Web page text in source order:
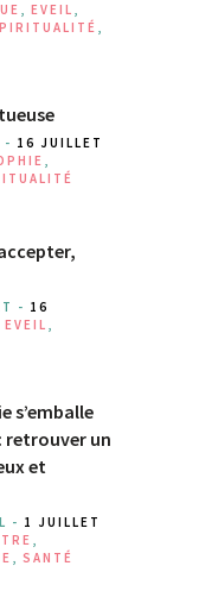
, EVEIL ,
,
- 16 JUILLET
,
- 16
EVEIL ,
s’emballe
retrouver un
et
- 1 JUILLET
,
, SANTÉ